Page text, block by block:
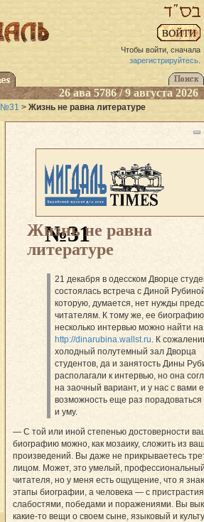
Чтобы войти, сначала
зарегистрируйтесь.
26 ава 5786 / 9 августа 2026
№31 > Жизнь не равна литературе
№31
Жизнь не равна
литературе
21 декабря в одесском Дворце
состоялась встреча с Диной
которую, думается, нет нужды
читателям. К тому же, ее
несколько интервью можно найти
http://dinarubina.wallst.ru . К
холодный полутемный зал Дворца
студентов, да и занятость Дины
располагали к интервью, но она
на заочный вариант, и у нас с вами
возможность еще раз порадоваться
и уму.
— С той или иной степенью достоверности
биографию можно, как мозаику, сложить из
произведений. Вы даже не прикрываетесь
лицом. Может, это умелый,
читателя, но у меня есть ощущение, что я
этапы биографии, а человека — с
слабостями, победами и поражениями. Вы
какие-то вещи о своем сыне, языковый и